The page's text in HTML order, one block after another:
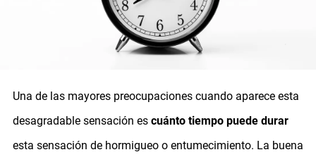
Una de las mayores preocupaciones cuando aparece esta
desagradable sensación es cuánto tiempo puede durar
esta sensación de hormigueo o entumecimiento. La buena